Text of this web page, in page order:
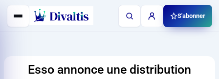
Aller
contenu
S'abonner
Esso annonce une distribution